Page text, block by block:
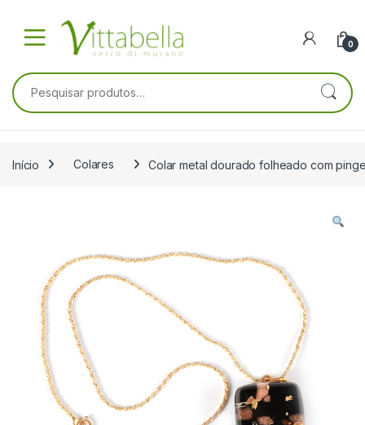
0
Pesquisar por:
Início Colares Colar metal dourado folheado com